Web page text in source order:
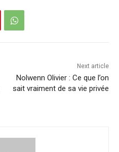
Next article
Nolwenn Olivier : Ce que l’on
sait vraiment de sa vie privée